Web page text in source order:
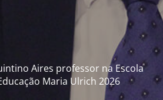
Aires professor na Escola
Maria Ulrich 2026